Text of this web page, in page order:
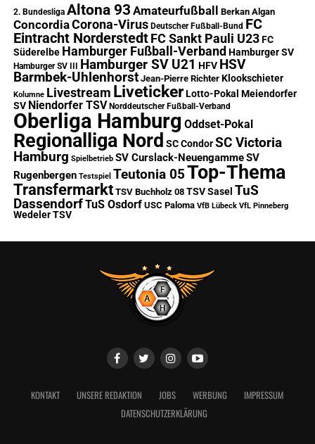
2. Bundesliga Altona 93 Amateurfußball Berkan Algan
ConcordiaCorona-Virus Deutscher Fußball-Bund FC
Eintracht Norderstedt FC Sankt Pauli U23 FC
Süderelbe Hamburger Fußball-Verband Hamburger SV
Hamburger SV III Hamburger SV U21 HFV HSV
Barmbek-Uhlenhorst Jean-Pierre Richter Klookschieter
Kolumne Livestream Liveticker Lotto-Pokal Meiendorfer
SV Niendorfer TSV Norddeutscher Fußball-Verband
Oberliga Hamburg Oddset-Pokal
Regionalliga Nord SC Condor SC Victoria
Hamburg Spielbetrieb SV Curslack-NeuengammeSV
Rugenbergen Testspiel Teutonia 05Top-Thema
Transfermarkt TSV Buchholz 08 TSV Sasel TuS
DassendorfTuS Osdorf USC Paloma VfB Lübeck VfL Pinneberg
Wedeler TSV
KONTAKT UNSERE REDAKTION JOBS WERBUNG
IMPRESSUM
DATENSCHUTZERKLÄRUNG